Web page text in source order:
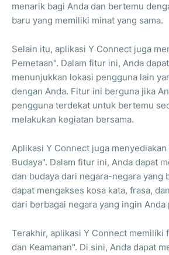
menarik bagi Anda dan bertemu
baru yang memiliki minat yang sama.
Selain itu, aplikasi Y Connect juga
Pemetaan". Dalam fitur ini, Anda
menunjukkan lokasi pengguna lain
dengan Anda. Fitur ini berguna jika
pengguna terdekat untuk bertemu
melakukan kegiatan bersama.
Aplikasi Y Connect juga
Budaya". Dalam fitur ini, Anda dapat
dan budaya dari negara-negara yang
dapat mengakses kosa kata, frasa,
dari berbagai negara yang ingin Anda
Terakhir, aplikasi Y Connect memiliki
dan Keamanan". Di sini, Anda dapat